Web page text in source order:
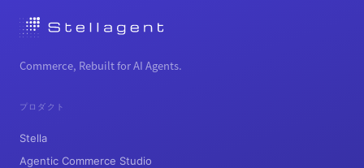
Commerce, Rebuilt for AI Agents.
プロダクト
Stella
Agentic Commerce Studio